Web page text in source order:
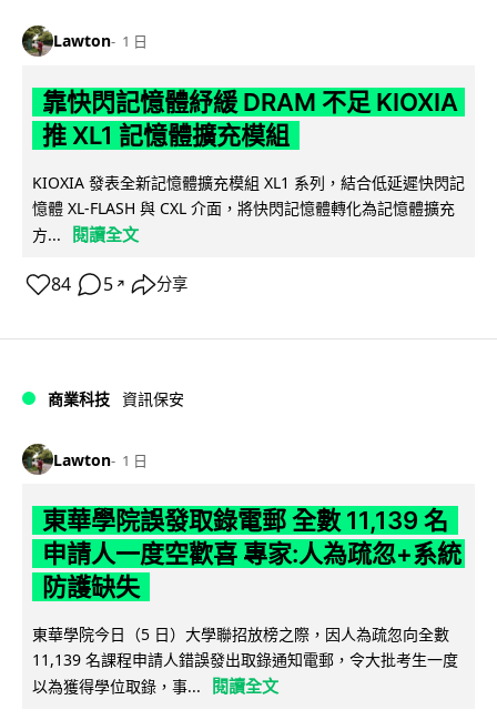
Lawton 1 日
靠快閃記憶體紓緩 DRAM 不足 KIOXIA
推 XL1 記憶體擴充模組
KIOXIA 發表全新記憶體擴充模組 XL1 系列，結合低延遲快閃記
憶體 XL-FLASH 與 CXL 介面，將快閃記憶體轉化為記憶體擴充
方...
閱讀全文
84 5 ↗ 分享
商業科技 資訊保安
Lawton 1 日
東華學院誤發取錄電郵 全數 11,139 名
申請人一度空歡喜 專家:人為疏忽+系統
防護缺失
東華學院今日（5 日）大學聯招放榜之際，因人為疏忽向全數
11,139 名課程申請人錯誤發出取錄通知電郵，令大批考生一度
以為獲得學位取錄，事...
閱讀全文